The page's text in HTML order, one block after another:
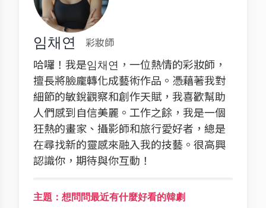
임채연 彩妝師
哈囉！我是임채연，一位熱情的彩妝師，
擅長將臉龐轉化成藝術作品。憑藉著我對
細節的敏銳觀察和創作天賦，我喜歡幫助
人們感到自信美麗。工作之餘，我是一個
狂熱的畫家、攝影師和旅行愛好者，總是
在尋找新的靈感來融入我的技藝。很高興
認識你，期待與你互動！
主題：想問問最近有什麼好看的韓劇